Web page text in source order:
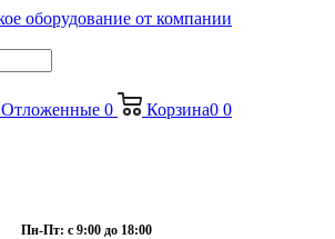
Отложенные 0 Корзина0 0
Пн-Пт: с 9:00 до 18:00